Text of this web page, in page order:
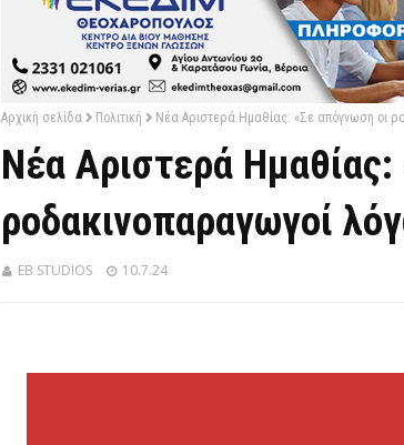
Αρχική σελίδα Πολιτική Νέα Αριστερά Ημαθίας: «Σε απόγνωση οι
Νέα Αριστερά
ροδακινοπαραγωγοί
EB STUDIOS 10.7.24